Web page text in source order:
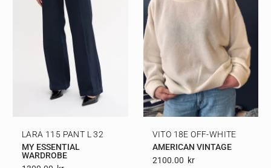
LARA 115 PANT L 32
MY ESSENTIAL
WARDROBE
VITO 18E OFF-WHITE
AMERICAN VINTAGE
2100.00 Kr